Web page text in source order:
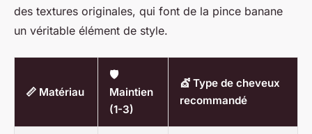
des textures originales, qui font de la pince banane
un véritable élément de style.
📏 Matériau
🛡️
Maintien
(1-3)
💇 Type de cheveux
recommandé